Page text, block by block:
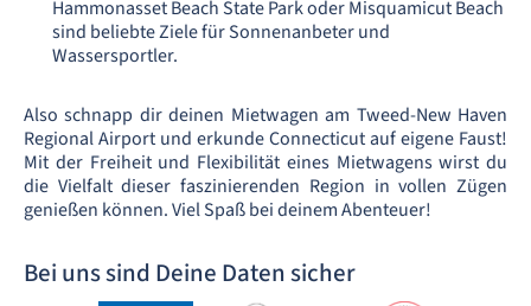
Hammonasset Beach State Park oder Misquamicut Beach
sind beliebte Ziele für Sonnenanbeter und
Wassersportler.
Also schnapp dir deinen Mietwagen am Tweed-New Haven
Regional Airport und erkunde Connecticut auf eigene Faust!
Mit der Freiheit und Flexibilität eines Mietwagens wirst du
die Vielfalt dieser faszinierenden Region in vollen Zügen
genießen können. Viel Spaß bei deinem Abenteuer!
Bei uns sind Deine Daten sicher